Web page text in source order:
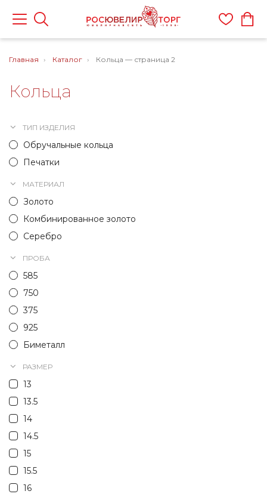
Главная Каталог Кольца — страница 2
Кольца
ТИП ИЗДЕЛИЯ
Обручальные кольца
Печатки
МАТЕРИАЛ
Золото
Комбинированное золото
Серебро
ПРОБА
585
750
375
925
Биметалл
РАЗМЕР
13
13.5
14
14.5
15
15.5
16